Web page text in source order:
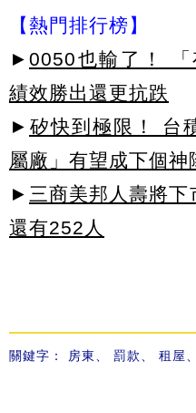
【熱門排行榜】
► 0050也輸了！
績效勝出還更抗跌
► 矽快到極限！ 台
屬廠」有望成下個神
► 三商美邦人壽將
還有252人
關鍵字： 房東、 罰款、 租屋、